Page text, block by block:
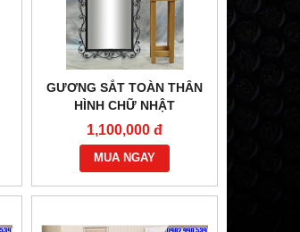
GƯƠNG SẮT TOÀN THÂN
HÌNH CHỮ NHẬT
1,100,000 đ
MUA NGAY